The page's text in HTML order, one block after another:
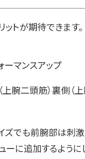
トが期待できます。
ーマンスアップ
腕二頭筋）裏側（
でも前腕部は刺
に追加するように